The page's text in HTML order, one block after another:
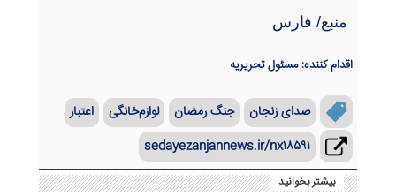
منبع/ فارس
اقدام کننده: مسئول تحریریه
صدای زنجان جنگ رمضان لوازم‌خانگی
اعتبار
sedayezanjannews.ir/nx۱۸۵۹۱
بیشتر بخوانید